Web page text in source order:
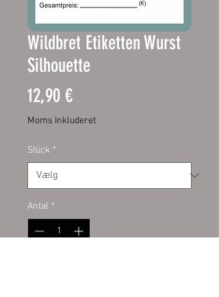
Wildbret Etiketten Wurst
Silhouette
12,90 €Pris
Moms Inkluderet
Stück *
Antal *